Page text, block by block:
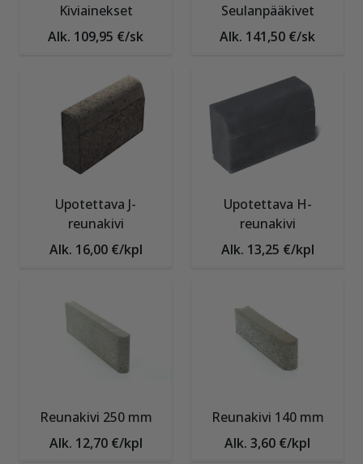
Kiviainekset
Alk. 109,95 €/sk
Seulanpääkivet
Alk. 141,50 €/sk
Upotettava J-
reunakivi
Alk. 16,00 €/kpl
Upotettava H-
reunakivi
Alk. 13,25 €/kpl
Reunakivi 250 mm
Alk. 12,70 €/kpl
Reunakivi 140 mm
Alk. 3,60 €/kpl